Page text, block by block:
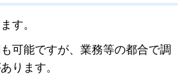
す。
可能ですが、業務等の都合で調
ります。